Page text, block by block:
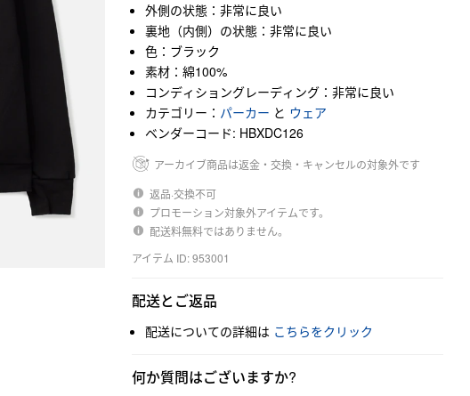
外側の状態：非常に良い
裏地（内側）の状態：非常に良い
色：ブラック
素材：綿100%
コンディショングレーディング：非常に良い
カテゴリー： パーカー と ウェア
ベンダーコード: HBXDC126
アーカイブ商品は返金・交換・キャンセルの対象外です
返品·交換不可
プロモーション対象外アイテムです。
配送料無料ではありません。
アイテム ID: 953001
配送とご返品
配送についての詳細は こちらをクリック
何か質問はございますか?